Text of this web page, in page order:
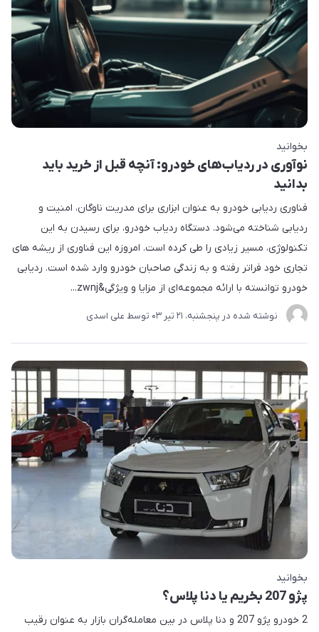
بخوانید
نوآوری در ردیاب‌های خودرو: آنچه قبل از خرید باید
بدانید
فناوری ردیابی خودرو به عنوان ابزاری برای مدریت ناوگان، امنیت و
ردیابی شناخته می‌شود. دستگاه ردیاب خودرو، برای رسیدن به این
تکنولوژی، مسیر زیادی را طی کرده است. امروزه این فناوری از ریشه های
تجاری خود فراتر رفته و به زندگی صاحبان خودرو وارد شده است. ردیابی
خودرو توانسته با ارائه مجموعه‌ای از مزایا و ویژگی&zwnj...
نوشته شده در پنجشنبه، 21 تير 03 توسط علی اسدی
بخوانید
پژو 207 بخریم یا دنا پلاس؟
2 خودرو پژو 207 و دنا پلاس در بین معامله‌گران بازار به عنوان رقیب